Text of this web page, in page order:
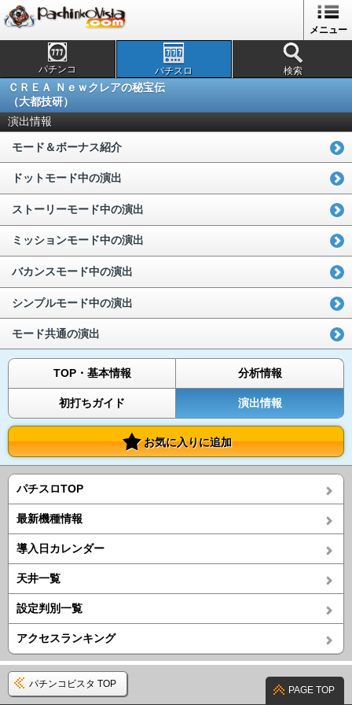
メニュー
パチンコ パチスロ 検索
ＣＲＥＡ Ｎｅｗクレアの秘宝伝
（大都技研）
演出情報
モード＆ボーナス紹介
ドットモード中の演出
ストーリーモード中の演出
ミッションモード中の演出
バカンスモード中の演出
シンプルモード中の演出
モード共通の演出
TOP・基本情報 分析情報
初打ちガイド 演出情報
お気に入りに追加
パチスロTOP
最新機種情報
導入日カレンダー
天井一覧
設定判別一覧
アクセスランキング
パチンコビスタ TOP
PAGE TOP